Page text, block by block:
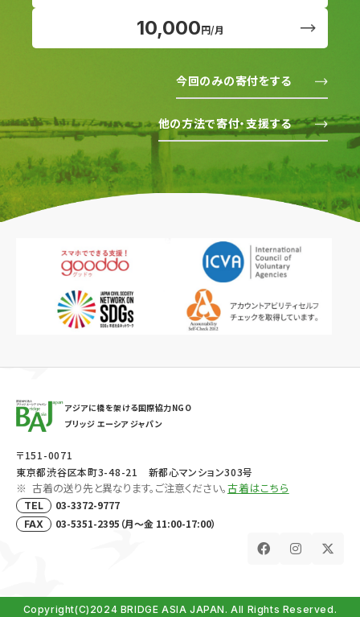
10,000円/月
今回のみの寄付をする
他の方法で寄付・支援する
アジアに橋を架ける国際協力NGO
ブリッジ エーシア ジャパン
〒151-0071
東京都渋谷区本町3-48-21 新都心マンション303号
古着の送り先と異なります。ご注意ください。古着はこちら
TEL 03-3372-9777
FAX 03-5351-2395（月～金 11:00-17:00）
Copyright(C)2024 BRIDGE ASIA JAPAN. All Rights Reserved.